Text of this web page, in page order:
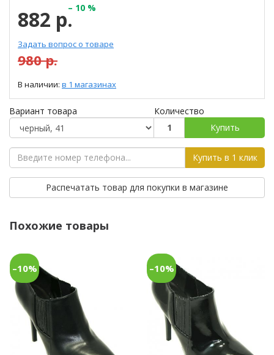
882 р.– 10 %
Задать вопрос о товаре
980 р.
В наличии: в 1 магазинах
Вариант товара
Количество
Купить
Купить в 1 клик
Распечатать товар для покупки в магазине
Похожие товары
–10% –10%